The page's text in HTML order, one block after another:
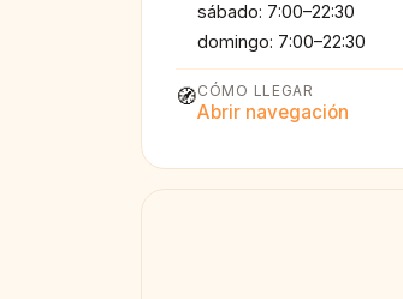
sábado: 7:00–22:30
domingo: 7:00–22:30
🧭CÓMO LLEGAR
Abrir navegación